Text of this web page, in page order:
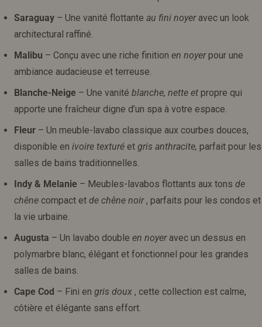
Saraguay – Une vanité flottante au fini noyeravec un look
architectural raffiné.
Malibu – Conçu avec une riche finition en noyerpour une
ambiance audacieuse et terreuse.
Blanche-Neige – Une vanité blanche, nette et propre qui
apporte une fraîcheur digne d’un spa à votre espace.
Fleur – Un meuble-lavabo classique aux courbes douces,
disponible en ivoire texturé et gris anthracite, parfait pour les
salles de bains traditionnelles.
Indy & Melanie – Meubles-lavabos flottants aux tons de
chêne compact et de chêne noir, parfaits pour les condos et
la vie urbaine.
Augusta – Un lavabo double en noyeravec un dessus en
polymarbre blanc, élégant et fonctionnel pour les grandes
salles de bains.
Cape Cod – Fini en gris doux , cette collection est calme,
côtière et élégante sans effort.